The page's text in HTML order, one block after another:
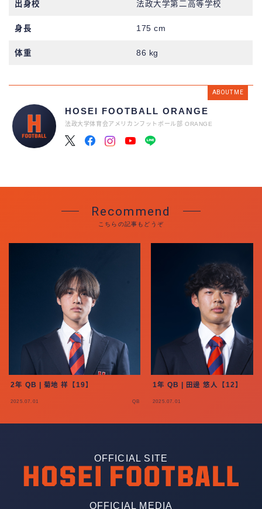
出身校 法政大学第二高等学校
身長 175 cm
体重 86 kg
ABOUT ME
HOSEI FOOTBALL ORANGE
法政大学体育会アメリカンフットボール部 ORANGE
Recommend
こちらの記事もどうぞ
2年 QB | 菊地 祥【19】
2025.07.01 QB
1年 QB | 田邊 悠人【12】
2025.07.01
OFFICIAL SITE
OFFICIAL MEDIA